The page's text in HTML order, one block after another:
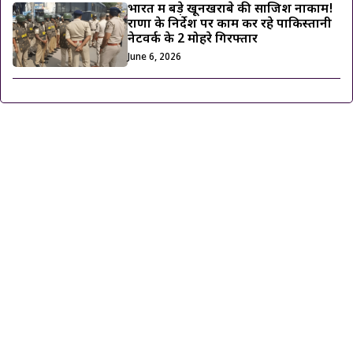
भारत में बड़े खूनखराबे की साजिश नाकाम!
राणा के निर्देश पर काम कर रहे पाकिस्तानी
नेटवर्क के 2 मोहरे गिरफ्तार
June 6, 2026